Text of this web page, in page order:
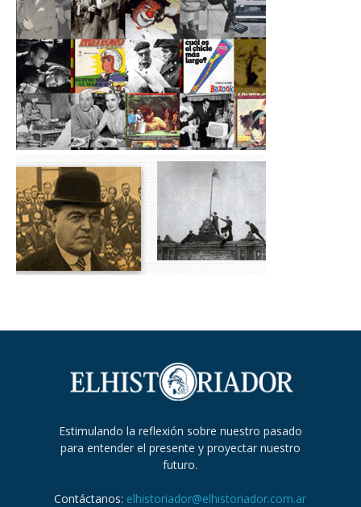
Estimulando la reflexión sobre nuestro pasado
para entender el presente y proyectar nuestro
futuro.
Contáctanos: elhistoriador@elhistoriador.com.ar